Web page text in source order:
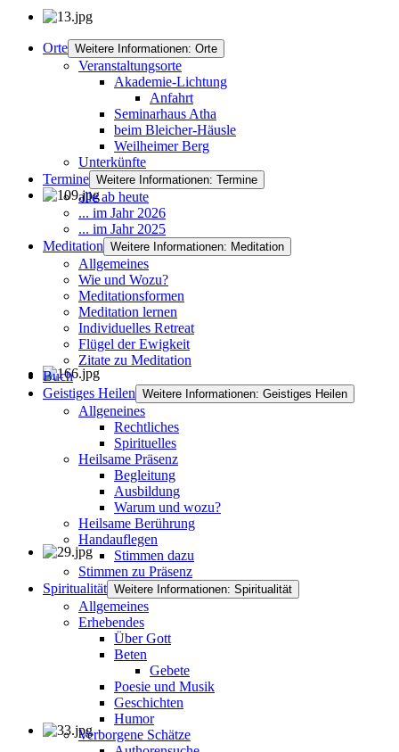
Orte Weitere Informationen: Orte
Veranstaltungsorte
Akademie-Lichtung
Anfahrt
Seminarhaus Atha
beim Bleicher-Häusle
Weilheimer Berg
Unterkünfte
Termine Weitere Informationen: Termine
alle ab heute
... im Jahr 2026
... im Jahr 2025
Meditation Weitere Informationen: Meditation
Allgemeines
Wie und Wozu?
Meditationsformen
Meditation lernen
Individuelles Retreat
Flügel der Ewigkeit
Zitate zu Meditation
Buch
Geistiges Heilen Weitere Informationen: Geistiges Heilen
Allgeneines
Rechtliches
Spirituelles
Heilsame Präsenz
Begleitung
Ausbildung
Warum und wozu?
Heilsame Berührung
Handauflegen
Stimmen dazu
Stimmen zu Präsenz
Spiritualität Weitere Informationen: Spiritualität
Allgemeines
Erhebendes
Über Gott
Beten
Gebete
Poesie und Musik
Geschichten
Humor
Verborgene Schätze